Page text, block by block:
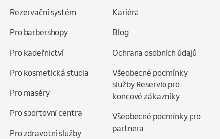
Rezervační systém
Pro barbershopy
Pro kadeřnictví
Pro kosmetická studia
Pro maséry
Pro sportovní centra
Pro zdravotní služby
Kariéra
Blog
Ochrana osobních údajů
Všeobecné podmínky
služby Reservio pro
koncové zákazníky
Všeobecné podmínky pro
partnera